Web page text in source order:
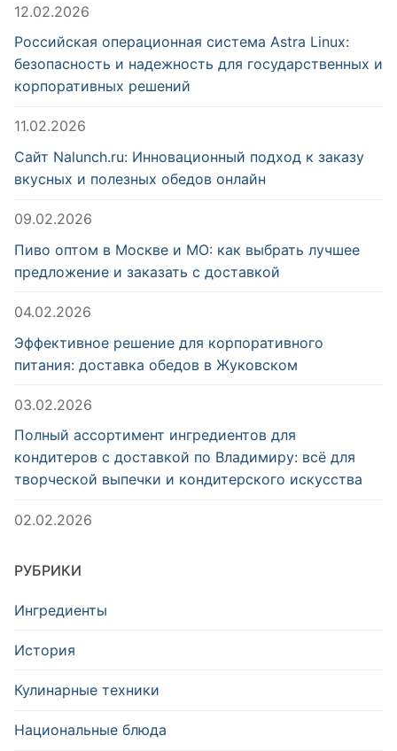
12.02.2026
Российская операционная система Astra Linux:
безопасность и надежность для государственных и
корпоративных решений
11.02.2026
Сайт Nalunch.ru: Инновационный подход к заказу
вкусных и полезных обедов онлайн
09.02.2026
Пиво оптом в Москве и МО: как выбрать лучшее
предложение и заказать с доставкой
04.02.2026
Эффективное решение для корпоративного
питания: доставка обедов в Жуковском
03.02.2026
Полный ассортимент ингредиентов для
кондитеров с доставкой по Владимиру: всё для
творческой выпечки и кондитерского искусства
02.02.2026
РУБРИКИ
Ингредиенты
История
Кулинарные техники
Национальные блюда